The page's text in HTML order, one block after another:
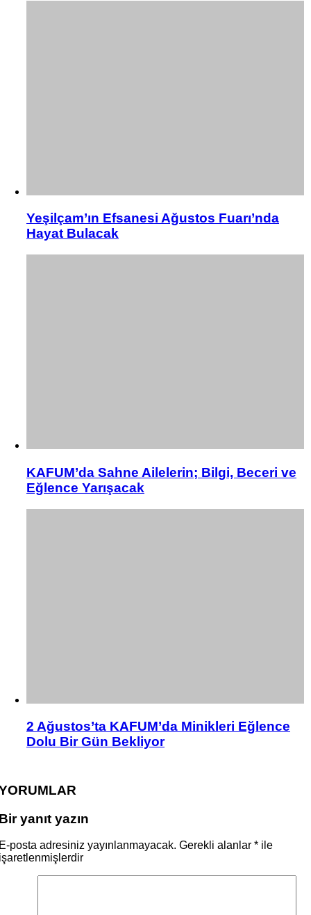
Yeşilçam’ın Efsanesi Ağustos Fuarı’nda
Hayat Bulacak
KAFUM’da Sahne Ailelerin; Bilgi, Beceri ve
Eğlence Yarışacak
2 Ağustos’ta KAFUM’da Minikleri Eğlence
Dolu Bir Gün Bekliyor
yanıt yazın
posta adresiniz yayınlanmayacak. Gerekli alanlar * ile